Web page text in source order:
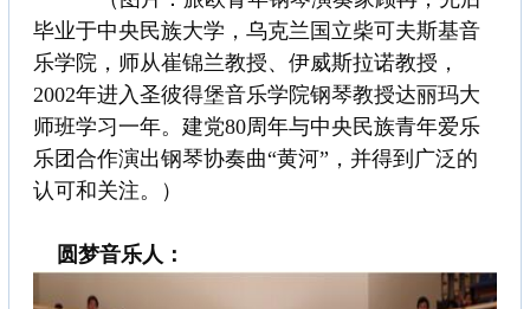
毕业于中央民族大学，乌克兰国立柴可夫斯基音
乐学院，师从崔锦兰教授、伊威斯拉诺教授，
2002年进入圣彼得堡音乐学院钢琴教授达丽玛大
师班学习一年。建党80周年与中央民族青年爱乐
乐团合作演出钢琴协奏曲“黄河”，并得到广泛的
认可和关注。）
圆梦音乐人：